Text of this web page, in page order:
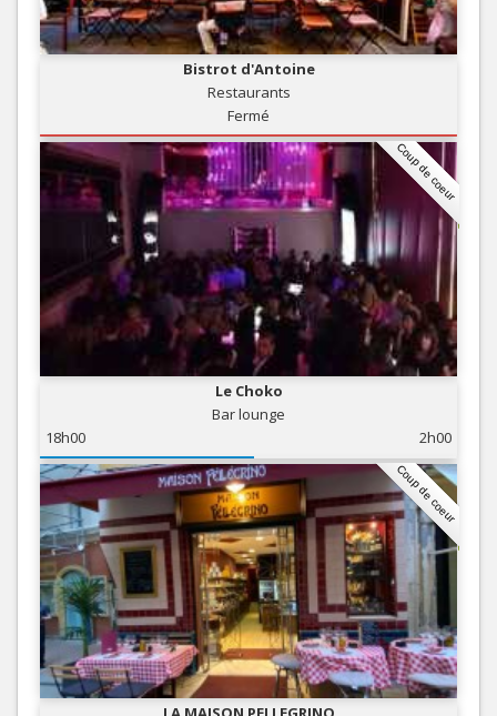
Bistrot d'Antoine
Restaurants
Fermé
Coup de coeur
Le Choko
Bar lounge
18h00
2h00
Coup de coeur